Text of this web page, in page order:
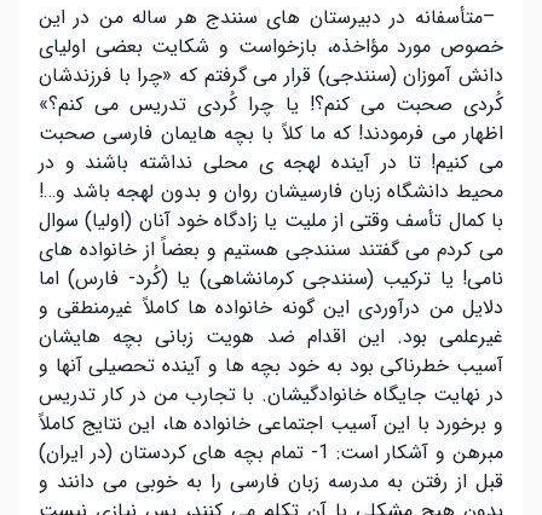
–متأسفانه در دبیرستان های سنندج هر ساله من در این
خصوص مورد مؤاخذه، بازخواست و شکایت بعضی اولیای
دانش آموزان (سنندجی) قرار می گرفتم که «چرا با فرزندشان
کُردی صحبت می کنم؟! یا چرا کُردی تدریس می کنم؟»
اظهار می فرمودند! که ما کلاً با بچه هایمان فارسی صحبت
می کنیم! تا در آینده لهجه ی محلی نداشته باشند و در
محیط دانشگاه زبان فارسیشان روان و بدون لهجه باشد و…!
با کمال تأسف وقتی از ملیت یا زادگاه خود آنان (اولیا) سوال
می کردم می گفتند سنندجی هستیم و بعضاً از خانواده های
نامی! یا ترکیب (سنندجی کرمانشاهی) یا (کُرد- فارس) اما
دلایل من درآوردی این گونه خانواده ها کاملاً غیرمنطقی و
غیرعلمی بود. این اقدام ضد هویت زبانی بچه هایشان
آسیب خطرناکی بود به خود بچه ها و آینده تحصیلی آنها و
در نهایت جایگاه خانوادگیشان. با تجارب من در کار تدریس
و برخورد با این آسیب اجتماعی خانواده ها، این نتایج کاملاً
مبرهن و آشکار است: 1- تمام بچه های کردستان (در ایران)
قبل از رفتن به مدرسه زبان فارسی را به خوبی می دانند و